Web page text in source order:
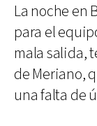
La noche en
para el
mala salida,
de Meriano,
una falta de